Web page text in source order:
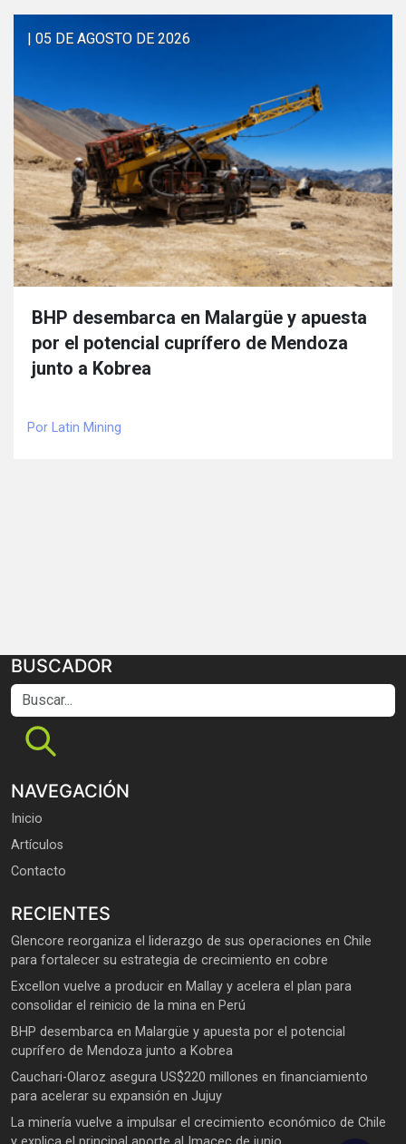
| 05 DE AGOSTO DE 2026
BHP desembarca en Malargüe y apuesta
por el potencial cuprífero de Mendoza
junto a Kobrea
Por Latin Mining
BUSCADOR
Buscar...
NAVEGACIÓN
Inicio
Artículos
Contacto
RECIENTES
Glencore reorganiza el liderazgo de sus operaciones en Chile
para fortalecer su estrategia de crecimiento en cobre
Excellon vuelve a producir en Mallay y acelera el plan para
consolidar el reinicio de la mina en Perú
BHP desembarca en Malargüe y apuesta por el potencial
cuprífero de Mendoza junto a Kobrea
Cauchari-Olaroz asegura US$220 millones en financiamiento
para acelerar su expansión en Jujuy
La minería vuelve a impulsar el crecimiento económico de Chile